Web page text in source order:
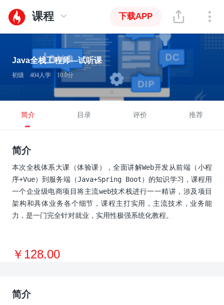
课程 下载APP
Java全栈工程师—试听课
初级 404人学 10.0分
简介 目录 评价 推荐
简介
本次全栈体系大课（体验课），全面讲解Web开发从前端（小程
序+Vue）到服务端（Java+Spring Boot）的知识学习，课程用
一个企业级电商项目将主流web技术栈进行一一精讲，涉及项目
架构和具体业务各个细节，课程主打实用，主流技术，业务能
力，是一门完全针对就业，实用性极强系统化教程。
￥128.00
简介